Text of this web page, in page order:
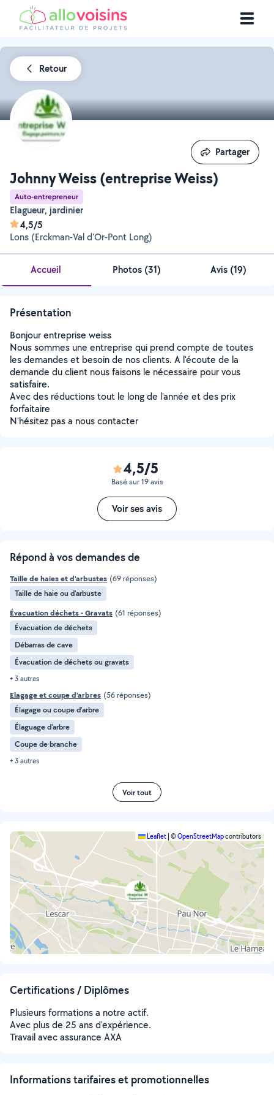
Retour
Johnny Weiss (entreprise Weiss)
Auto-entrepreneur
Elagueur, jardinier
4,5/5
Lons (Erckman-Val d'Or-Pont Long)
Partager
Partager
Accueil Photos (31) Avis (19)
Présentation
Bonjour entreprise weiss
Nous sommes une entreprise qui prend compte de toutes
les demandes et besoin de nos clients. A l'écoute de la
demande du client nous faisons le nécessaire pour vous
satisfaire.
Avec des réductions tout le long de l'année et des prix
forfaitaire
N'hésitez pas a nous contacter
4,5/5
Basé sur 19 avis
Voir ses avis
Répond à vos demandes de
Taille de haies et d'arbustes (69 réponses)
Taille de haie ou d'arbuste
Évacuation déchets - Gravats (61 réponses)
Évacuation de déchets
Débarras de cave
Évacuation de déchets ou gravats
+ 3 autres
Elagage et coupe d'arbres (56 réponses)
Élagage ou coupe d'arbre
Élaguage d'arbre
Coupe de branche
+ 3 autres
Voir tout
Leaflet ©OpenStreetMapcontributors
Certifications / Diplômes
Plusieurs formations a notre actif.
Avec plus de 25 ans d'expérience.
Travail avec assurance AXA
Informations tarifaires et promotionnelles